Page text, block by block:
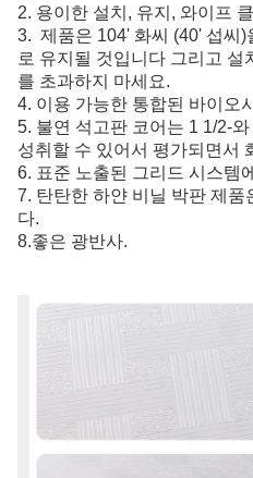
2. 용이한 설치, 유지, 와이프
3. 제품은 104' 화씨 (40' 섭씨)
로 유지될 것입니다 그리고 설
를 초과하지 마세요.
4. 이용 가능한 통합된 바이오
5. 불연 석고판 코어는 1 1/2-
성취할 수 있어서 평가되면서
6. 표준 노출된 그리드 시스템
7. 탄탄한 하얀 비닐 박판 제품
다.
8.좋은 광반사.